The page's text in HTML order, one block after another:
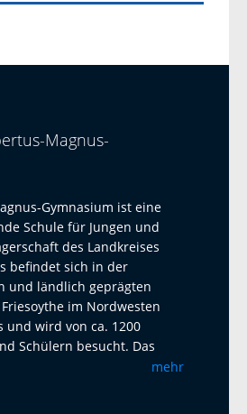
Magnus-
Gymnasium ist eine
Schule für Jungen und
des Landkreises
befindet sich in der
und ländlich geprägten
im Nordwesten
und wird von ca. 1200
Schülern besucht. Das
Gymnasium ist eine offene
mehr